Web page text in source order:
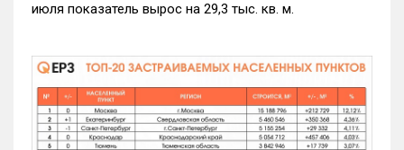
июля показатель вырос на 29,3 тыс. кв. м.